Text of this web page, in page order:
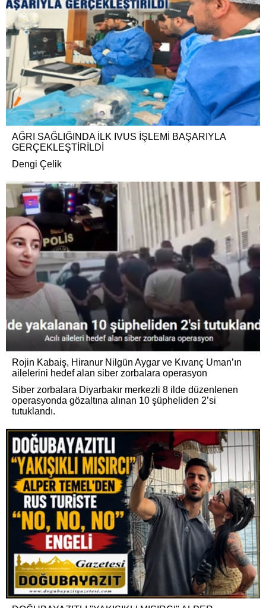
AĞRI SAĞLIĞINDA İLK IVUS İŞLEMİ BAŞARIYLA
GERÇEKLEŞTİRİLDİ
Dengi Çelik
Rojin Kabaiş, Hiranur Nilgün Aygar ve Kıvanç Uman’ın
ailelerini hedef alan siber zorbalara operasyon
Siber zorbalara Diyarbakır merkezli 8 ilde düzenlenen
operasyonda gözaltına alınan 10 şüpheliden 2’si
tutuklandı.